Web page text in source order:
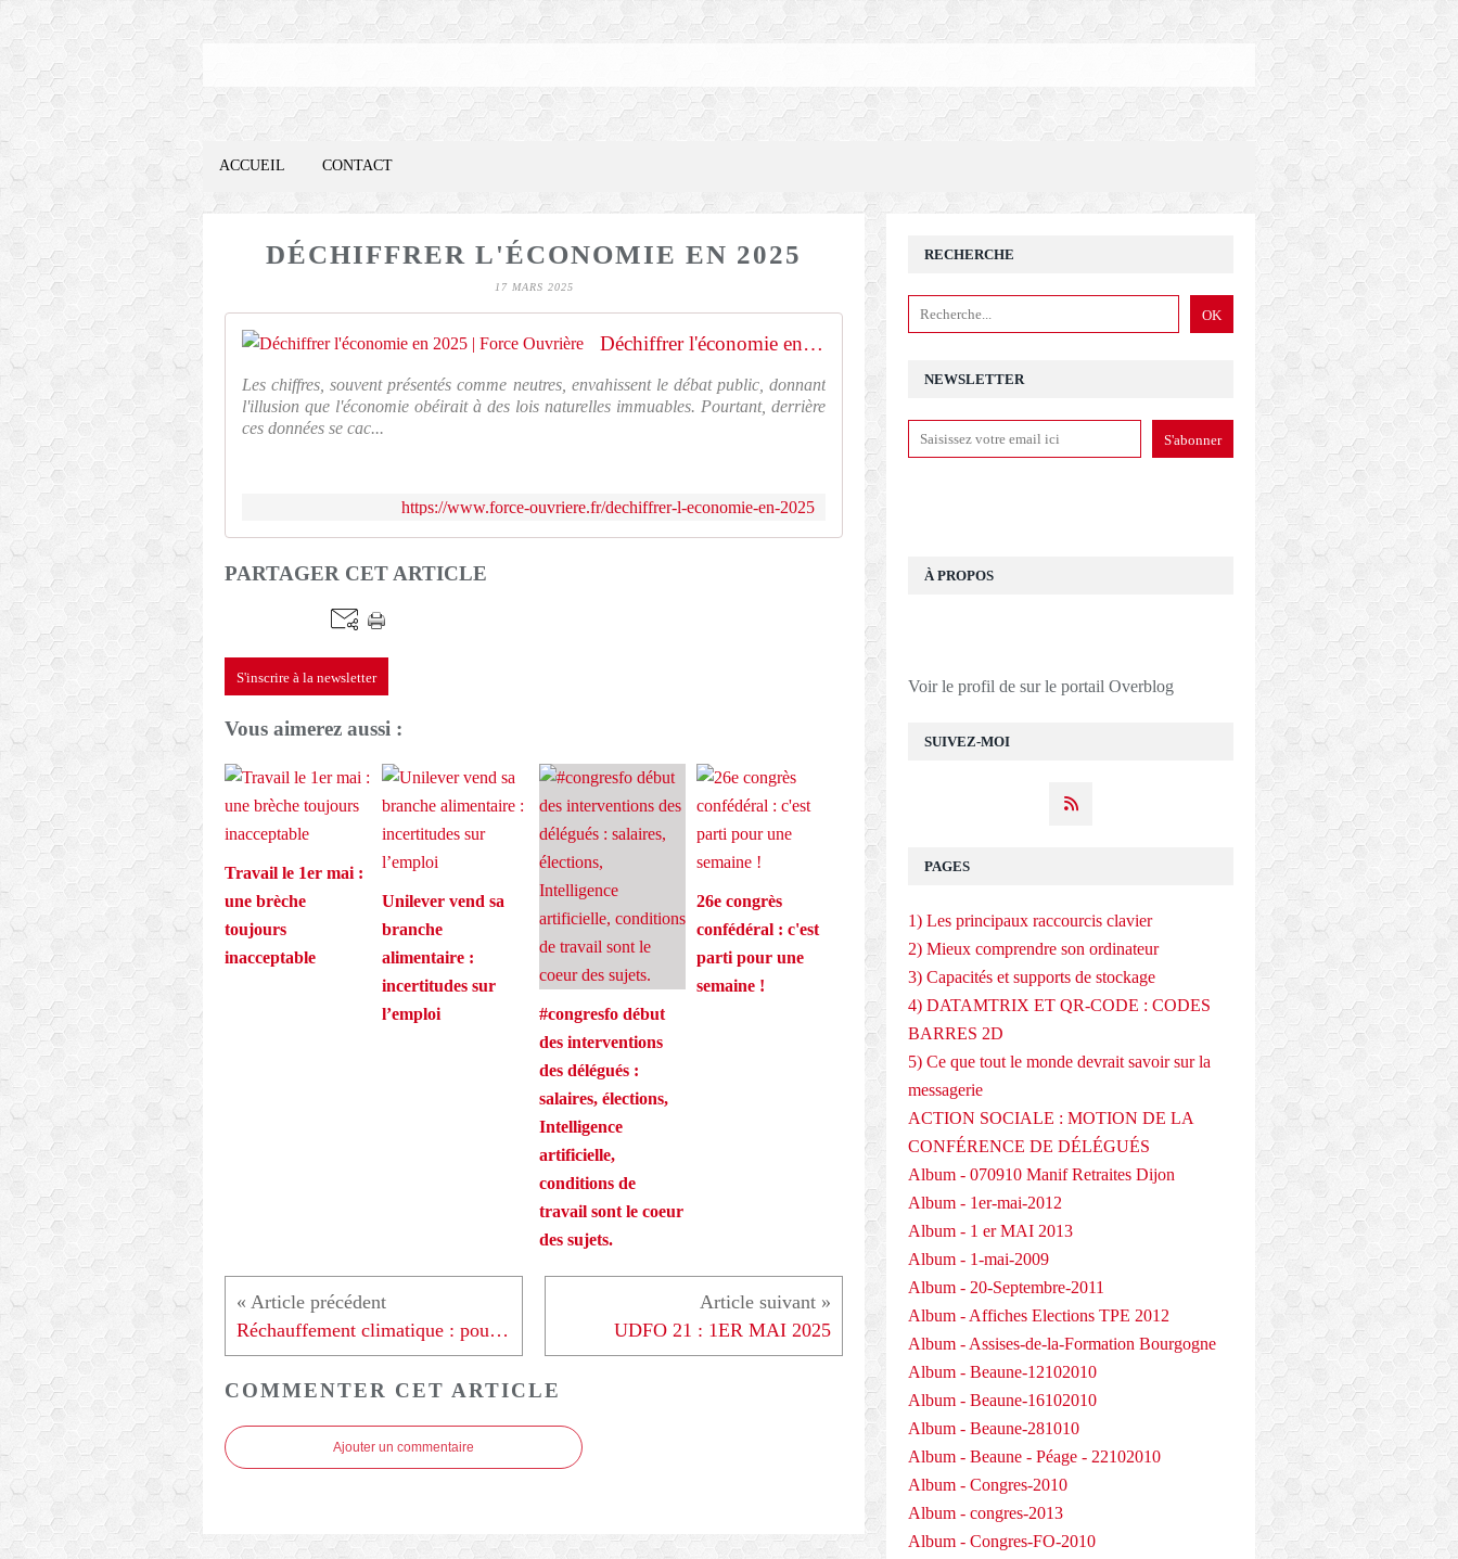
ACCUEIL CONTACT
DÉCHIFFRER L'ÉCONOMIE EN 2025
17 MARS 2025
Déchiffrer l'économie en 2025 | Force Ouvrière
Les chiffres, souvent présentés comme neutres, envahissent le débat public, donnant
l'illusion que l'économie obéirait à des lois naturelles immuables. Pourtant, derrière
ces données se cac...
https://www.force-ouvriere.fr/dechiffrer-l-economie-en-2025
PARTAGER CET ARTICLE
S'inscrire à la newsletter
Vous aimerez aussi :
Travail le 1er mai :
une brèche
toujours
inacceptable
Unilever vend sa
branche
alimentaire :
incertitudes sur
l’emploi
#congresfo début
des interventions
des délégués :
salaires, élections,
Intelligence
artificielle,
conditions de
travail sont le coeur
des sujets.
26e congrès
confédéral : c'est
parti pour une
semaine !
Réchauffement climatique : pour FO, rien ne remplacera le business de la neige UDFO 21 : 1ER MAI 2025
COMMENTER CET ARTICLE
Ajouter un commentaire
NEWSLETTER
SUIVEZ-MOI
RECHERCHE
À PROPOS
Voir le profil de sur le portail Overblog
PAGES
1) Les principaux raccourcis clavier
2) Mieux comprendre son ordinateur
3) Capacités et supports de stockage
4) DATAMTRIX ET QR-CODE : CODES
BARRES 2D
5) Ce que tout le monde devrait savoir sur la
messagerie
ACTION SOCIALE : MOTION DE LA
CONFÉRENCE DE DÉLÉGUÉS
Album - 070910 Manif Retraites Dijon
Album - 1er-mai-2012
Album - 1 er MAI 2013
Album - 1-mai-2009
Album - 20-Septembre-2011
Album - Affiches Elections TPE 2012
Album - Assises-de-la-Formation Bourgogne
Album - Beaune-12102010
Album - Beaune-16102010
Album - Beaune-281010
Album - Beaune - Péage - 22102010
Album - Congres-2010
Album - congres-2013
Album - Congres-FO-2010